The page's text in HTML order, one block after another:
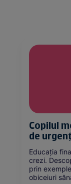
Copilul
de
Educația
crezi.
prin
obiceiuri